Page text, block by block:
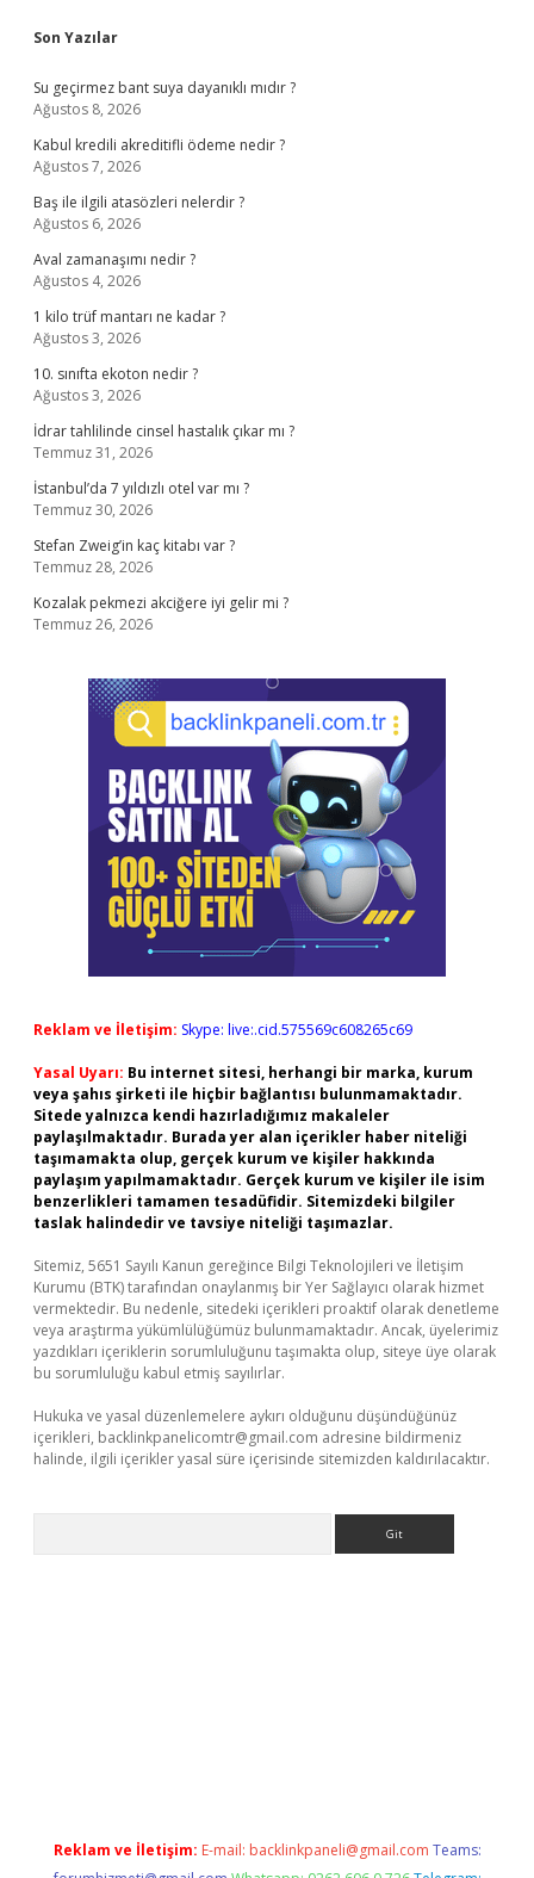
Sidebar
Son Yazılar
Su geçirmez bant suya dayanıklı mıdır ?
Ağustos 8, 2026
Kabul kredili akreditifli ödeme nedir ?
Ağustos 7, 2026
Baş ile ilgili atasözleri nelerdir ?
Ağustos 6, 2026
Aval zamanaşımı nedir ?
Ağustos 4, 2026
1 kilo trüf mantarı ne kadar ?
Ağustos 3, 2026
10. sınıfta ekoton nedir ?
Ağustos 3, 2026
İdrar tahlilinde cinsel hastalık çıkar mı ?
Temmuz 31, 2026
İstanbul’da 7 yıldızlı otel var mı ?
Temmuz 30, 2026
Stefan Zweig’in kaç kitabı var ?
Temmuz 28, 2026
Kozalak pekmezi akciğere iyi gelir mi ?
Temmuz 26, 2026
Reklam ve İletişim: Skype: live:.cid.575569c608265c69
Yasal Uyarı: Bu internet sitesi, herhangi bir marka, kurum
veya şahıs şirketi ile hiçbir bağlantısı bulunmamaktadır.
Sitede yalnızca kendi hazırladığımız makaleler
paylaşılmaktadır. Burada yer alan içerikler haber niteliği
taşımamakta olup, gerçek kurum ve kişiler hakkında
paylaşım yapılmamaktadır. Gerçek kurum ve kişiler ile isim
benzerlikleri tamamen tesadüfidir. Sitemizdeki bilgiler
taslak halindedir ve tavsiye niteliği taşımazlar.
Sitemiz, 5651 Sayılı Kanun gereğince Bilgi Teknolojileri ve İletişim
Kurumu (BTK) tarafından onaylanmış bir Yer Sağlayıcı olarak hizmet
vermektedir. Bu nedenle, sitedeki içerikleri proaktif olarak denetleme
veya araştırma yükümlülüğümüz bulunmamaktadır. Ancak, üyelerimiz
yazdıkları içeriklerin sorumluluğunu taşımakta olup, siteye üye olarak
bu sorumluluğu kabul etmiş sayılırlar.
Hukuka ve yasal düzenlemelere aykırı olduğunu düşündüğünüz
içerikleri, backlinkpanelicomtr@gmail.com adresine bildirmeniz
halinde, ilgili içerikler yasal süre içerisinde sitemizden kaldırılacaktır.
Reklam ve İletişim: E-mail: backlinkpaneli@gmail.com Teams: